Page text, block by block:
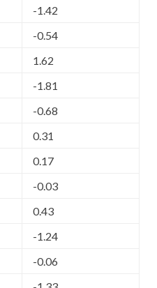
-1.42
-0.54
1.62
-1.81
-0.68
0.31
0.17
-0.03
0.43
-1.24
-0.06